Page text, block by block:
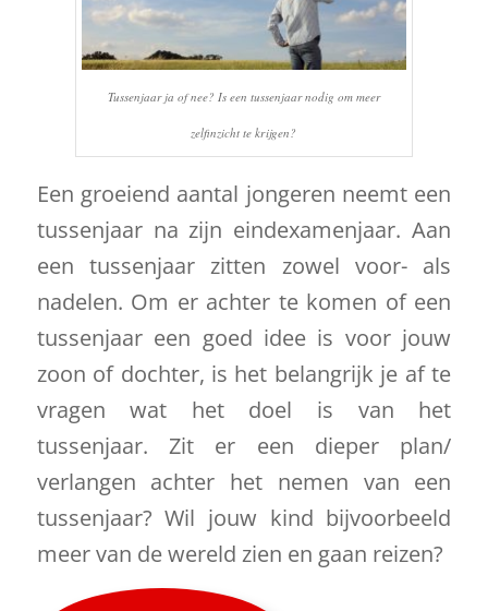
Tussenjaar ja of nee? Is een tussenjaar nodig om meer
zelfinzicht te krijgen?
Een groeiend aantal jongeren neemt een
tussenjaar na zijn eindexamenjaar. Aan
een tussenjaar zitten zowel voor- als
nadelen. Om er achter te komen of een
tussenjaar een goed idee is voor jouw
zoon of dochter, is het belangrijk je af te
vragen wat het doel is van het
tussenjaar. Zit er een dieper plan/
verlangen achter het nemen van een
tussenjaar? Wil jouw kind bijvoorbeeld
meer van de wereld zien en gaan reizen?